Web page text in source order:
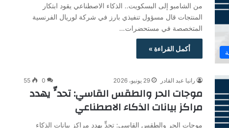
من الشامبو إلى البسكويت.. الذكاء الاصطناعي يقود ابتكار
المنتجات قال مسؤول تنفيذي بارز في شركة لوريال الفرنسية
المتخصصة في مستحضرات…
أكمل القراءة »
رانيا عبد القادر 29 يونيو، 2026 0
55
موجات الحر والطقس القاسي: تحدٍّ يهدد
مراكز بيانات الذكاء الاصطناعي
موجات الحر والطقس القاسي: تحدٍّ يهدد مراكز بيانات الذكاء